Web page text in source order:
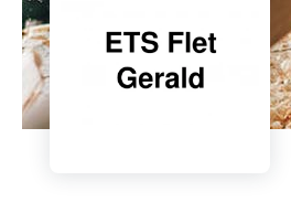
BLOG
ESPACE PRO